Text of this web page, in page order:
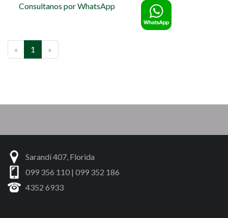
Consultanos por WhatsApp
« 1 »
Sarandí 407, Florida
099 356 110 | 099 352 186
4352 6933